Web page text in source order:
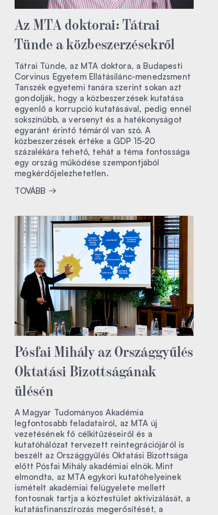
Az MTA doktorai: Tátrai
Tünde a közbeszerzésekről
Tátrai Tünde, az MTA doktora, a Budapesti
Corvinus Egyetem Ellátásilánc-menedzsment
Tanszék egyetemi tanára szerint sokan azt
gondolják, hogy a közbeszerzések kutatása
egyenlő a korrupció kutatásával, pedig ennél
sokszínűbb, a versenyt és a hatékonyságot
egyaránt érintő témáról van szó. A
közbeszerzések értéke a GDP 15-20
százalékára tehető, tehát a téma fontossága
egy ország működése szempontjából
megkérdőjelezhetetlen.
TOVÁBB
Pósfai Mihály az Országgyűlés
Oktatási Bizottságának
ülésén
A Magyar Tudományos Akadémia
legfontosabb feladatairól, az MTA új
vezetésének fő célkitűzéseiről és a
kutatóhálózat tervezett reintegrációjáról is
beszélt az Országgyűlés Oktatási Bizottsága
előtt Pósfai Mihály akadémiai elnök. Mint
elmondta, az MTA egykori kutatóhelyeinek
ismételt akadémiai felügyelete mellett
fontosnak tartja a köztestület aktivizálását, a
kutatásfinanszírozás megerősítését, a